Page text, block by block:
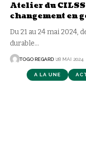
Atelier du
changement en
Du 21 au 24 mai 2024,
durable…
TOGO REGARD 28 MAI 2024
A LA UNE